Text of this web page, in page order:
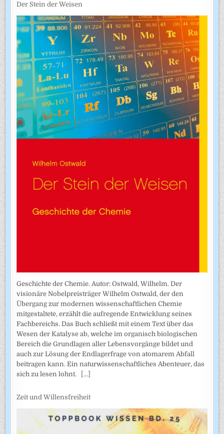
Der Stein der Weisen
Geschichte der Chemie. Autor: Ostwald, Wilhelm. Der
visionäre Nobelpreisträger Wilhelm Ostwald, der den
Übergang zur modernen wissenschaftlichen Chemie
mitgestaltete, erzählt die aufregende Entwicklung seines
Fachbereichs. Das Buch schließt mit einem Text über das
Wesen der Katalyse ab, welche im organisch biologischen
Bereich die Grundlagen aller Lebensvorgänge bildet und
auch zur Lösung der Endlagerfrage von atomarem Abfall
beitragen kann. Ein naturwissenschaftliches Abenteuer, das
sich zu lesen lohnt.
[...]
Zeit und Willensfreiheit